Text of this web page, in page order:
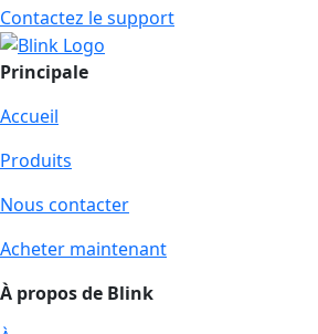
Contactez le support
Principale
Accueil
Produits
Nous contacter
Acheter maintenant
À propos de Blink